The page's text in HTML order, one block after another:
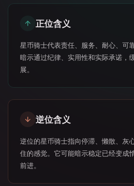
正位含义
星币骑士代表责任、服务、耐心、可
暗示通过纪律、实用性和实际承诺，
展。
逆位含义
逆位的星币骑士指向停滞、懒散、灰
住的感觉。它可能暗示稳定已经变成
前进。